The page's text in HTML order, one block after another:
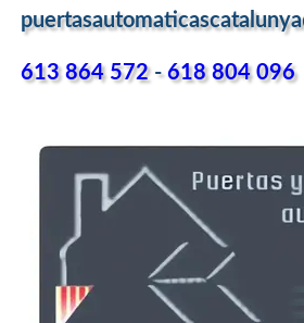
613 864 572-618 804 096